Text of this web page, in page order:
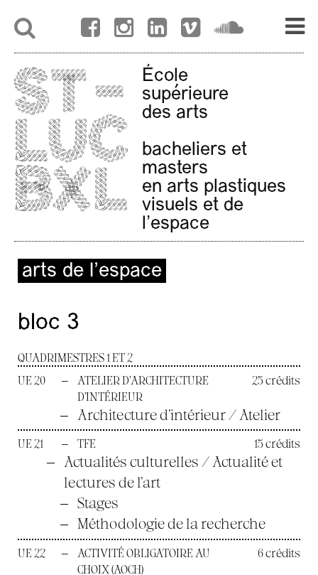
École
supérieure
des arts
bacheliers et
masters
en arts plastiques
visuels et de
l'espace
arts de l’espace
bloc 3
QUADRIMESTRES 1 ET 2
UE 20
—
ATELIER D’ARCHITECTURE
D’INTÉRIEUR
25 crédits
— Architecture d’intérieur / Atelier
UE 21 — TFE 15 crédits
—
Actualités culturelles / Actualité et
lectures de l’art
— Stages
— Méthodologie de la recherche
UE 22 —
ACTIVITÉ OBLIGATOIRE AU
CHOIX (AOCH)
6 crédits